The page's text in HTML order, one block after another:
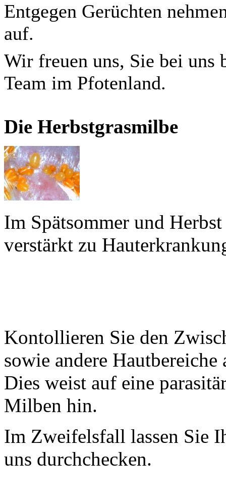
Entgegen Gerüchten
auf.
Wir freuen uns, Sie bei uns
Team im Pfotenland.
Die Herbstgrasmilbe
Im Spätsommer und
verstärkt zu
Kontollieren Sie den
sowie andere
Dies weist auf eine
Milben hin.
Im Zweifelsfall lassen Sie
uns durchchecken.